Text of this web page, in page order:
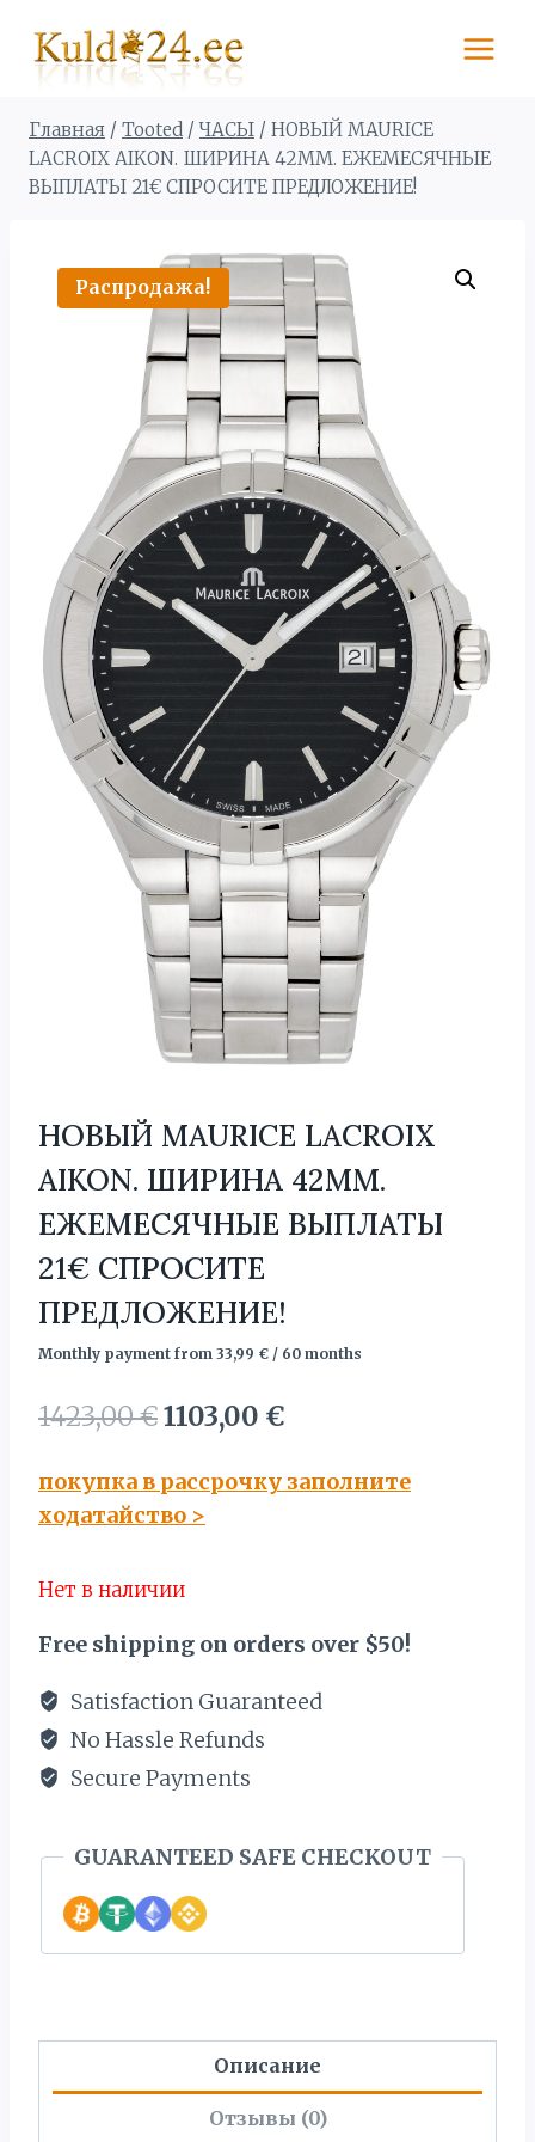
содержимому
Главная / Tooted / ЧАСЫ / НОВЫЙ MAURICE
LACROIX AIKON. ШИРИНА 42MM. ЕЖЕМЕСЯЧНЫЕ
ВЫПЛАТЫ 21€ СПРОСИТЕ ПРЕДЛОЖЕНИЕ!
Распродажа!
НОВЫЙ MAURICE LACROIX
AIKON. ШИРИНА 42MM.
ЕЖЕМЕСЯЧНЫЕ ВЫПЛАТЫ
21€ СПРОСИТЕ
ПРЕДЛОЖЕНИЕ!
Monthly payment from 33,99 € / 60 months
1423,00€Первоначальная
составляла
1103,00 €
1103,00 €.
покупка в рассрочку заполните
ходатайство >
Нет в наличии
Free shipping on orders over $50!
Satisfaction Guaranteed
No Hassle Refunds
Secure Payments
GUARANTEED SAFE CHECKOUT
Описание
Отзывы (0)